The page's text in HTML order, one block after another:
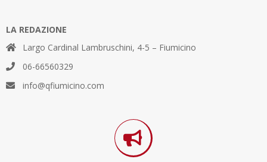
LA REDAZIONE
Largo Cardinal Lambruschini, 4-5 – Fiumicino
06-66560329
info@qfiumicino.com